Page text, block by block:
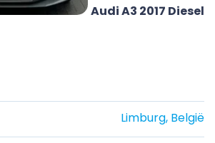
Audi A3 2017 Diesel
Limburg, België